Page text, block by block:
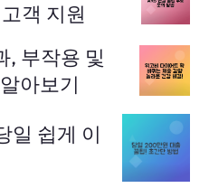
객 지원
, 부작용 및
아보기
일 쉽게 이